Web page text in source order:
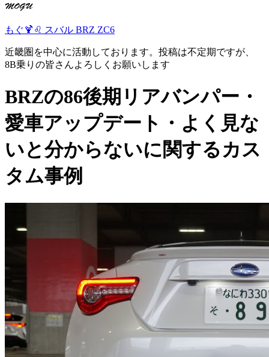
もぐ🍹♌️ スバル BRZ ZC6
近畿圏を中心に活動しております。投稿は不定期ですが、
8B乗りの皆さんよろしくお願いします
BRZの86後期リアバンパー・
愛車アップデート・よく見な
いと分からないに関するカス
タム事例